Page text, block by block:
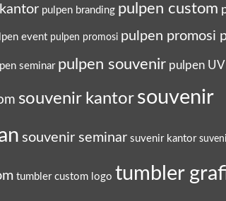
pulpen branding pulpen custom
event pulpen promosi pulpen promosi
seminar pulpen souvenir pulpen
souvenir kantor souvenir
souvenir seminar suvenir kantor
tumbler custom logo tumbler